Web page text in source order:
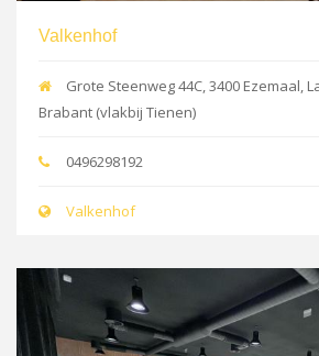
Valkenhof
Grote Steenweg 44C, 3400 Ezemaal,
Brabant (vlakbij Tienen)
0496298192
Valkenhof